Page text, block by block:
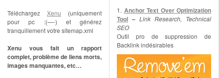
1. Anchor Text Over Optimization
Tool – Link Research, Technical
SEO
Outil pro de suppression de
Backlink indésirables
Téléchargez Xenu (uniquement
pour pc :(—-) et générez
tranquillement votre sitemap.xml
Xenu vous fait un rapport
complet, problème de liens morts,
images manquantes, etc…